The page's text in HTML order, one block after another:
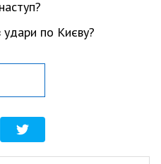
по Києву?